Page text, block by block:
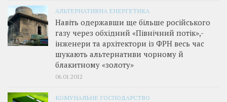
АЛЬТЕРНАТИВНА ЕНЕРГЕТИКА
Навіть одержавши ще більше російського
газу через обхідний «Північний потік»,­
інженери та архітектори із ФРН весь час
шукають альтернативи чорному й
блакитному «золоту»
06.01.2012
КОМУНАЛЬНЕ ГОСПОДАРСТВО